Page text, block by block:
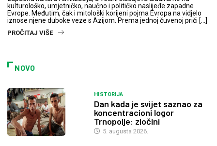
kulturološko, umjetničko, naučno i političko naslijeđe zapadne
Evrope. Međutim, čak i mitološki korijeni pojma Evropa na vidjelo
iznose njene duboke veze s Azijom. Prema jednoj čuvenoj priči […]
PROČITAJ VIŠE
NOVO
HISTORIJA
Dan kada je svijet saznao za
koncentracioni logor
Trnopolje: zločini
5. augusta 2026.